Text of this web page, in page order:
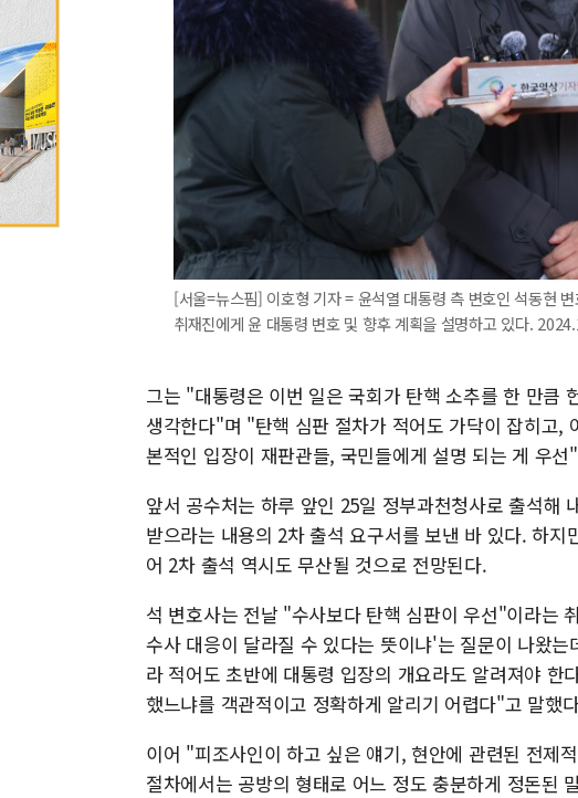
[서울=뉴스핌] 이호형 기자 = 윤석열 대통령 측 변호인 석동현
취재진에게 윤 대통령 변호 및 향후 계획을 설명하고 있다.
그는 "대통령은 이번 일은 국회가 탄핵 소추를 한 만큼
생각한다"며 "탄핵 심판 절차가 적어도 가닥이 잡히고,
본적인 입장이 재판관들, 국민들에게 설명 되는 게 우
앞서 공수처는 하루 앞인 25일 정부과천청사로 출석해
받으라는 내용의 2차 출석 요구서를 보낸 바 있다. 하
어 2차 출석 역시도 무산될 것으로 전망된다.
석 변호사는 전날 "수사보다 탄핵 심판이 우선"이라는
수사 대응이 달라질 수 있다는 뜻이냐'는 질문이 나왔
라 적어도 초반에 대통령 입장의 개요라도 알려져야
했느냐를 객관적이고 정확하게 알리기 어렵다"고 말했
이어 "피조사인이 하고 싶은 얘기, 현안에 관련된 전제
절차에서는 공방의 형태로 어느 정도 충분하게 정돈된